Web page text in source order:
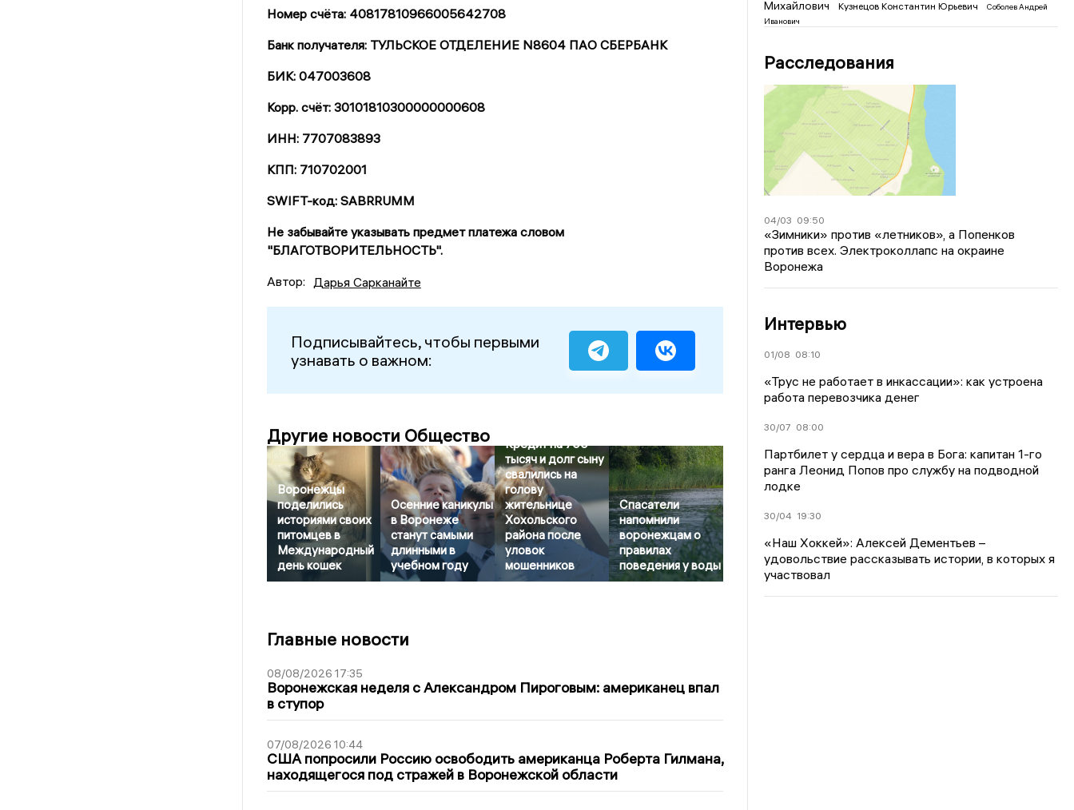
Номер счёта: 40817810966005642708
Банк получателя: ТУЛЬСКОЕ ОТДЕЛЕНИЕ N8604 ПАО СБЕРБАНК
БИК: 047003608
Корр. счёт: 30101810300000000608
ИНН: 7707083893
КПП: 710702001
SWIFT-код: SABRRUMM
Не забывайте указывать предмет платежа словом
"БЛАГОТВОРИТЕЛЬНОСТЬ".
Автор: Дарья Сарканайте
Подписывайтесь, чтобы первыми
узнавать о важном:
Другие новости Общество
Воронежцы
поделились
историями своих
питомцев в
Международный
день кошек
Осенние каникулы
в Воронеже
станут самыми
длинными в
учебном году
Кредит на 700
тысяч и долг сыну
свалились на
голову
жительнице
Хохольского
района после
уловок
мошенников
Спасатели
напомнили
воронежцам о
правилах
поведения у воды
Главные новости
08/08/2026 17:35
Воронежская неделя с Александром Пироговым: американец впал
в ступор
07/08/2026 10:44
США попросили Россию освободить американца Роберта Гилмана,
находящегося под стражей в Воронежской области
Михайлович
Кузнецов Константин Юрьевич
Соболев Андрей
Иванович
Расследования
04/03 09:50
«Зимники» против «летников», а Попенков
против всех. Электроколлапс на окраине
Воронежа
Интервью
01/08 08:10
«Трус не работает в инкассации»: как устроена
работа перевозчика денег
30/07 08:00
Партбилет у сердца и вера в Бога: капитан 1-го
ранга Леонид Попов про службу на подводной
лодке
30/04 19:30
«Наш Хоккей»: Алексей Дементьев –
удовольствие рассказывать истории, в которых я
участвовал